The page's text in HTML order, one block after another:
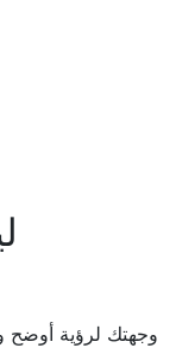
وجهتك لرؤية أوضح